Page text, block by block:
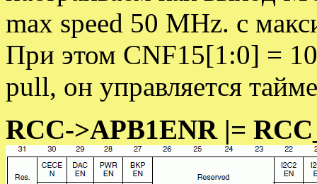
max speed 50 MHz. с
При этом CNF15[1:0] =
pull, он управляется
RCC->APB1ENR |=